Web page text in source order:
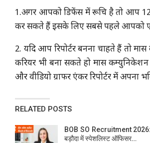
1.अगर आपको डिफेंस में रूचि है तो आप
कर सकते हैं इसके लिए सबसे पहले आपको
2. यदि आप रिपोर्टर बनना चाहते हैं तो
करियर भी बना सकते हो मास कम्युनिकेशन
और वीडियो ग्राफर एंकर रिपोर्टर में अपना
RELATED POSTS
BOB SO Recruitment
बड़ौदा में स्पेशलिस्ट ऑफिसर…